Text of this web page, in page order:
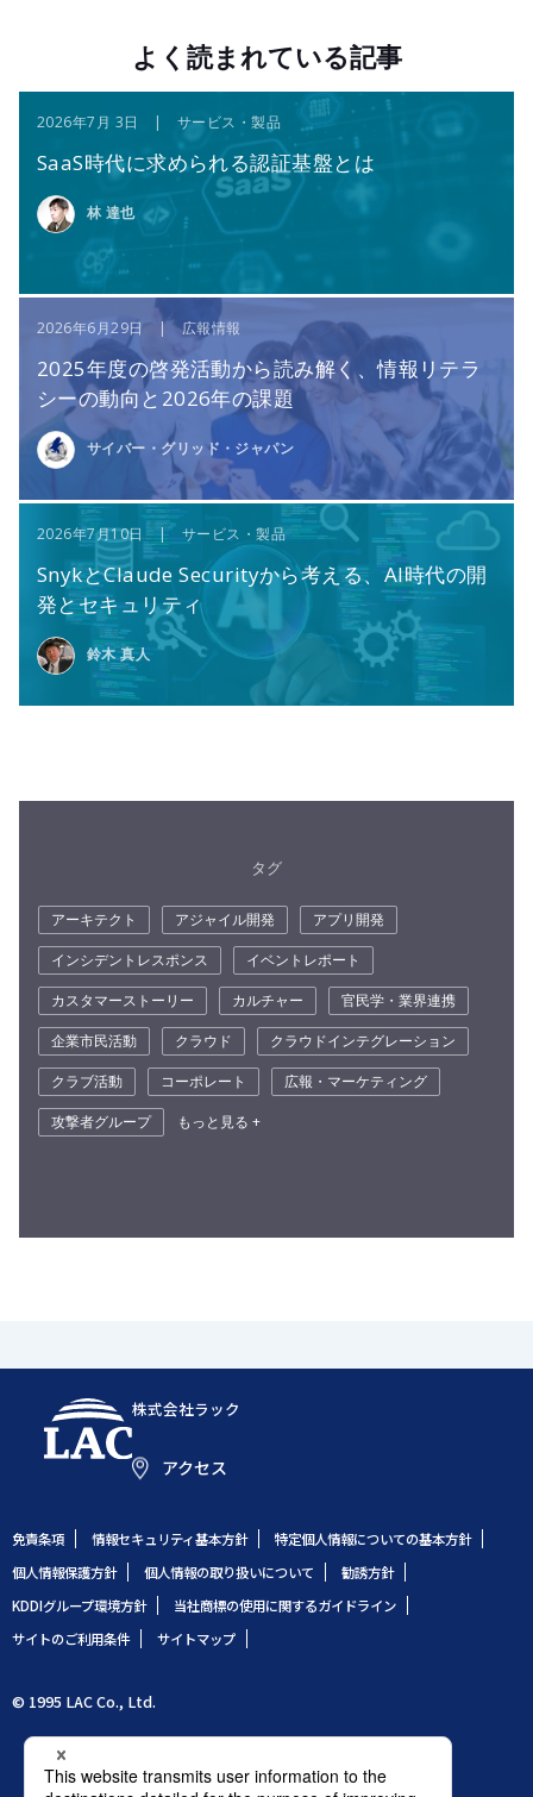
よく読まれている記事
2026年7月 3日 | サービス・製品
SaaS時代に求められる認証基盤とは
林 達也
2026年6月29日 | 広報情報
2025年度の啓発活動から読み解く、情報リテラ
シーの動向と2026年の課題
サイバー・グリッド・ジャパン
2026年7月10日 | サービス・製品
SnykとClaude Securityから考える、AI時代の開
発とセキュリティ
鈴木 真人
タグ
アーキテクト アジャイル開発
アプリ開発
インシデントレスポンス
イベントレポート
カスタマーストーリー
カルチャー
官民学・業界連携
企業市民活動
クラウド
クラウドインテグレーション
クラブ活動
コーポレート
広報・マーケティング
攻撃者グループ
もっと見る +
株式会社ラック
アクセス
免責条項 情報セキュリティ基本方針
特定個人情報についての基本方針
個人情報保護方針
個人情報の取り扱いについて
勧誘方針
KDDIグループ環境方針
当社商標の使用に関するガイドライン
サイトのご利用条件
サイトマップ
© 1995 LAC Co., Ltd.